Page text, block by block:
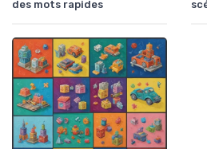
des mots rapides